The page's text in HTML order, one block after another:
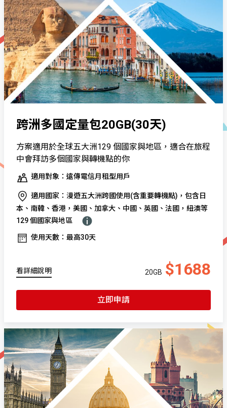
跨洲多國定量包20GB(30天)
方案適用於全球五大洲129 個國家與地區，適合在旅程
中會拜訪多個國家與轉機點的你
適用對象：遠傳電信月租型用戶
適用國家：漫遊五大洲跨國使用(含重要轉機點)，包含日
本、南韓、香港，美國、加拿大、中國、英國、法國，紐澳等
129 個國家與地區
使用天數：最高30天
看詳細說明 20GB $1688
立即申請